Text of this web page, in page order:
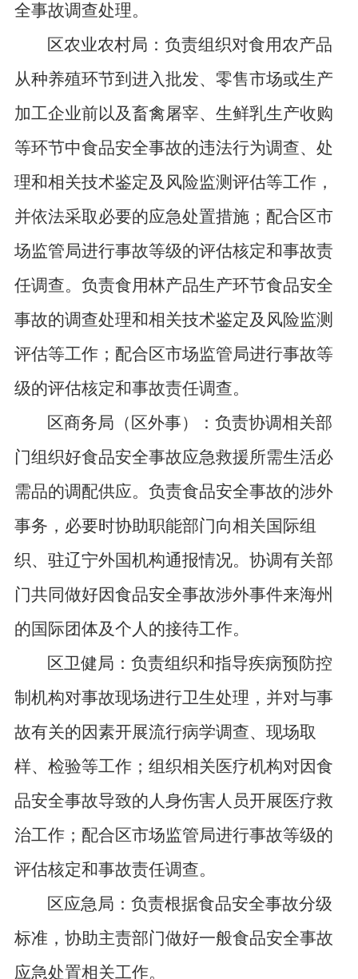
全事故调查处理。
区农业农村局：负责组织对食用农产品
从种养殖环节到进入批发、零售市场或生产
加工企业前以及畜禽屠宰、生鲜乳生产收购
等环节中食品安全事故的违法行为调查、处
理和相关技术鉴定及风险监测评估等工作，
并依法采取必要的应急处置措施；配合区市
场监管局进行事故等级的评估核定和事故责
任调查。负责食用林产品生产环节食品安全
事故的调查处理和相关技术鉴定及风险监测
评估等工作；配合区市场监管局进行事故等
级的评估核定和事故责任调查。
区商务局（区外事）：负责协调相关部
门组织好食品安全事故应急救援所需生活必
需品的调配供应。负责食品安全事故的涉外
事务，必要时协助职能部门向相关国际组
织、驻辽宁外国机构通报情况。协调有关部
门共同做好因食品安全事故涉外事件来海州
的国际团体及个人的接待工作。
区卫健局：负责组织和指导疾病预防控
制机构对事故现场进行卫生处理，并对与事
故有关的因素开展流行病学调查、现场取
样、检验等工作；组织相关医疗机构对因食
品安全事故导致的人身伤害人员开展医疗救
治工作；配合区市场监管局进行事故等级的
评估核定和事故责任调查。
区应急局：负责根据食品安全事故分级
标准，协助主责部门做好一般食品安全事故
应急处置相关工作。